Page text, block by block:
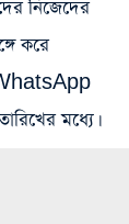
নিজেদের
করে
WhatsApp
মধ্যে।